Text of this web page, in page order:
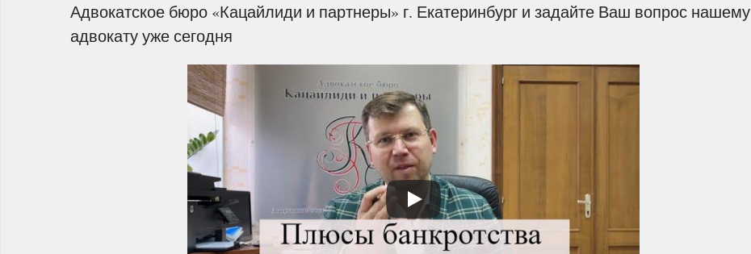
Адвокатское бюро «Кацайлиди и партнеры» г. Екатеринбург и задайте Ваш вопрос нашему
адвокату уже сегодня